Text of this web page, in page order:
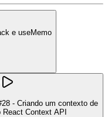
e useMemo
- Criando um contexto de
React Context API